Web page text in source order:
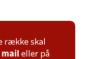
række skal
mail eller på